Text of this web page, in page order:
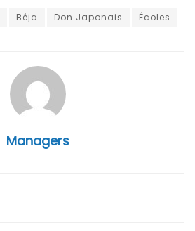
Béja Don Japonais Écoles
Managers